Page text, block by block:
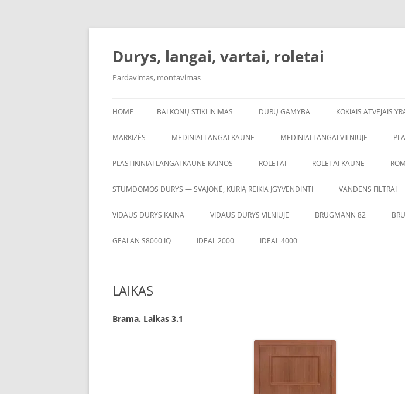
Skip
Durys, langai, vartai, roletai
Pardavimas, montavimas
HOME BALKONŲ STIKLINIMAS DURŲ GAMYBA KOKIAIS ATVEJAIS
MARKIZĖS MEDINIAI LANGAI KAUNE MEDINIAI LANGAI VILNIUJE
PLASTIKINIAI LANGAI KAUNE KAINOS ROLETAI ROLETAI KAUNE
STUMDOMOS DURYS — SVAJONĖ, KURIĄ REIKIA ĮGYVENDINTI VANDENS FILTRAI
AQUAHOR FILTRAI
VIDAUS DURYS KAINA VIDAUS DURYS VILNIUJE BRUGMANN 82
GEALAN S8000 IQ IDEAL 2000 IDEAL 4000
LAIKAS
Brama. Laikas 3.1